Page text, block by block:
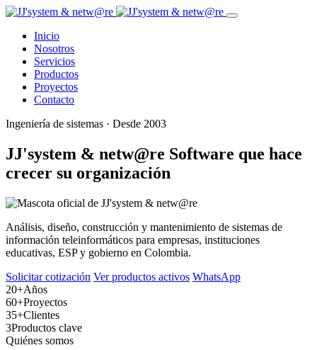
Inicio
Nosotros
Servicios
Productos
Proyectos
Contacto
Ingeniería de sistemas · Desde 2003
JJ'system & netw@re Software que hace
crecer su organización
Análisis, diseño, construcción y mantenimiento de sistemas de
información teleinformáticos para empresas, instituciones
educativas, ESP y gobierno en Colombia.
Solicitar cotización Ver productos activos WhatsApp
20+Años
60+Proyectos
35+Clientes
3Productos clave
Quiénes somos